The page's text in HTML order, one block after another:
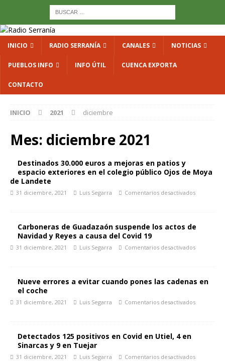
INICIO RADIO SERRANÍA CANALES NOTICIAS
PUEBLOS INFO INFO ÚTIL CUENCA EXPORTA
CONTACTO
INICIO 2021 diciembre
Mes: diciembre 2021
Destinados 30.000 euros a mejoras en patios y
espacio exteriores en el colegio público Ojos de Moya
de Landete
31 diciembre, 2021 Luis Segarra Comentarios desactivados
Carboneras de Guadazaón suspende los actos de
Navidad y Reyes a causa del Covid 19
31 diciembre, 2021 Luis Segarra Comentarios desactivados
Nueve errores a evitar cuando pones las cadenas en
el coche
31 diciembre, 2021 Luis Segarra Comentarios desactivados
Detectados 125 positivos en Covid en Utiel, 4 en
Sinarcas y 9 en Tuejar
31 diciembre, 2021 Luis Segarra Comentarios desactivados